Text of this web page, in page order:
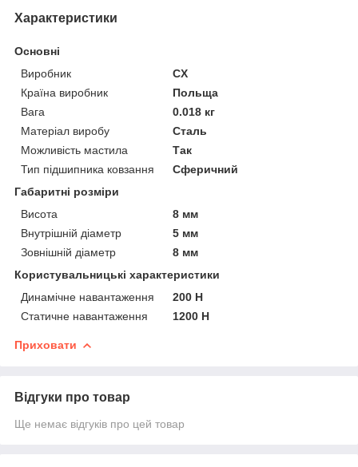
Характеристики
Основні
Виробник
CX
Країна виробник
Польща
Вага
0.018 кг
Матеріал виробу
Сталь
Можливість мастила
Так
Тип підшипника ковзання
Сферичний
Габаритні розміри
Висота
8 мм
Внутрішній діаметр
5 мм
Зовнішній діаметр
8 мм
Користувальницькі характеристики
Динамічне навантаження
200 Н
Статичне навантаження
1200 Н
Приховати
Відгуки про товар
Ще немає відгуків про цей товар